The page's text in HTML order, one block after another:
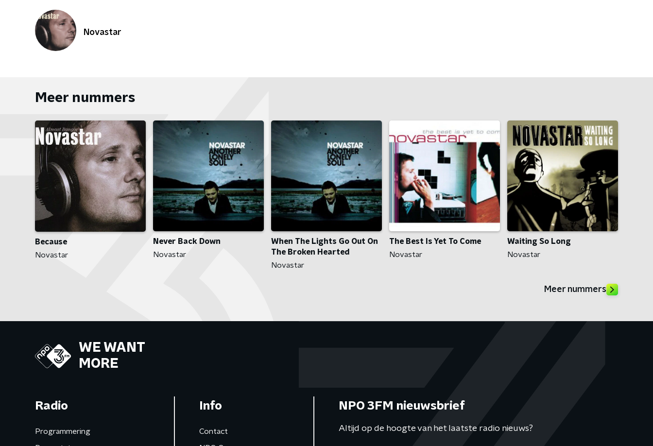
Novastar
Meer nummers
Because
Novastar
Never Back Down
Novastar
When The Lights Go Out On
The Broken Hearted
Novastar
The Best Is Yet To Come
Novastar
Waiting So Long
Novastar
Meer nummers
WE WANT
MORE
Radio
Programmering
Info
Contact
NPO 3FM nieuwsbrief
Altijd op de hoogte van het laatste radio nieuws?